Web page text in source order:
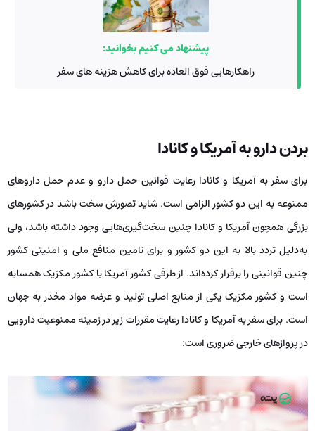
پیشنهاد می کنیم بخوانید:
راهکارهایی فوق العاده برای کاهش هزینه های سفر
بردن دارو به آمریکا و کانادا
برای سفر به آمریکا و کانادا رعایت قوانین حمل دارو و عدم حمل داروهای
ممنوعه به این دو کشور الزامی است. شاید تصورش سخت باشد در کشورهای
بزرگی همچون آمریکا و کانادا چنین سخت‌گیری‌هایی وجود داشته باشد، ولی
به‌دلیل تردد بالا به این دو کشور و برای تامین منافع ملی و امنیتی کشور
چنین قوانینی را برقرار کرده‌اند. از طرفی کشور آمریکا با کشور مکزیک همسایه
است و کشور مکزیک یکی از منابع اصلی تولید و عرضه مواد مخدر به جهان
است. برای سفر به آمریکا و کانادا رعایت مقررات زیر در زمینه ممنوعیت دارویی
در پروازهای خارجی ضروری است: